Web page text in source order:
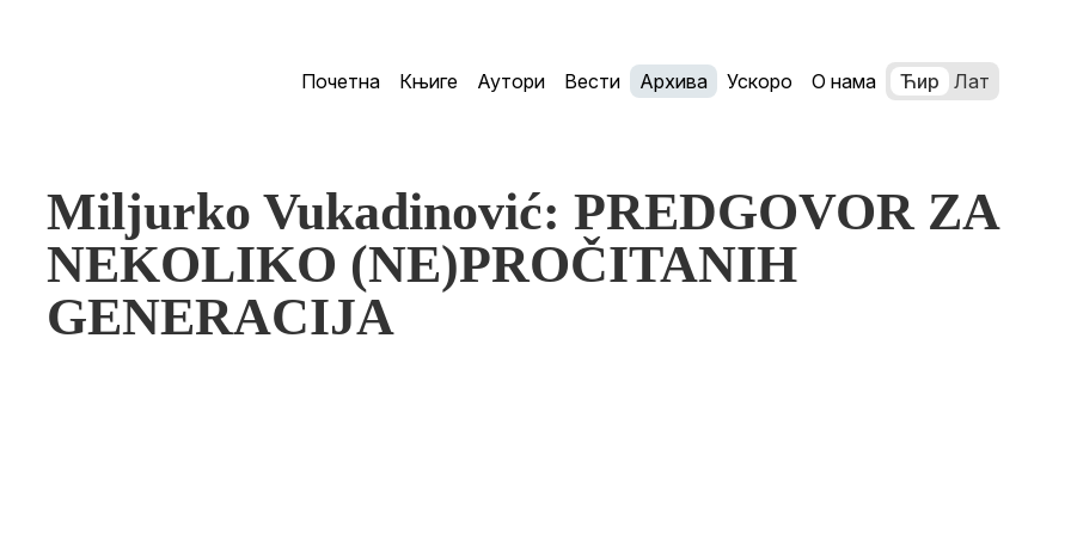
Почетна Књиге Аутори Вести Архива Ускоро О нама Ћир Лат
Miljurko Vukadinović: PREDGOVOR ZA
NEKOLIKO (NE)PROČITANIH
GENERACIJA